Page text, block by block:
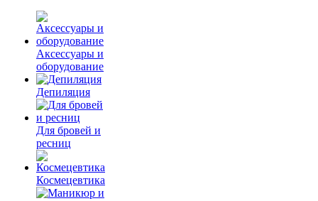
Аксессуары и
оборудование
Депиляция
Для бровей и
ресниц
Космецевтика